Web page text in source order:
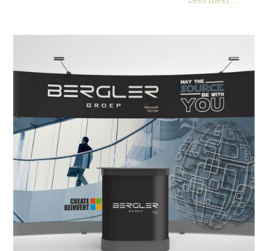
Beurswand Bergler